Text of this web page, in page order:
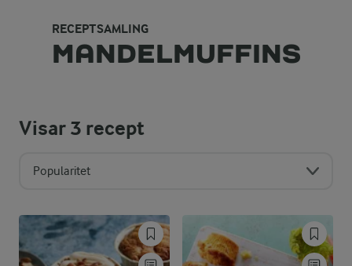
RECEPTSAMLING
MANDELMUFFINS
Visar3 recept
Popularitet